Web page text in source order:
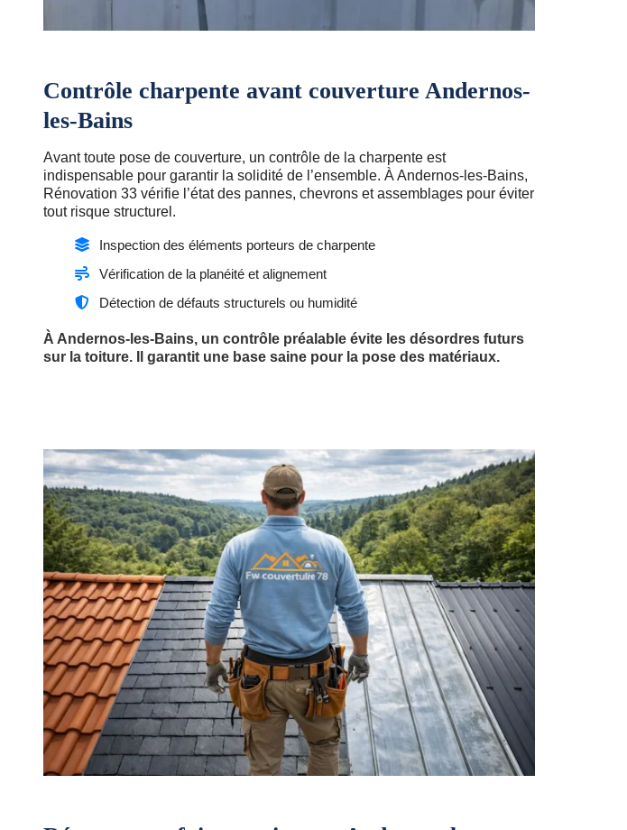
Contrôle charpente avant couverture Andernos-
les-Bains
Avant toute pose de couverture, un contrôle de la charpente est
indispensable pour garantir la solidité de l’ensemble. À Andernos-les-Bains,
Rénovation 33 vérifie l’état des pannes, chevrons et assemblages pour éviter
tout risque structurel.
Inspection des éléments porteurs de charpente
Vérification de la planéité et alignement
Détection de défauts structurels ou humidité
À Andernos-les-Bains, un contrôle préalable évite les désordres futurs
sur la toiture. Il garantit une base saine pour la pose des matériaux.